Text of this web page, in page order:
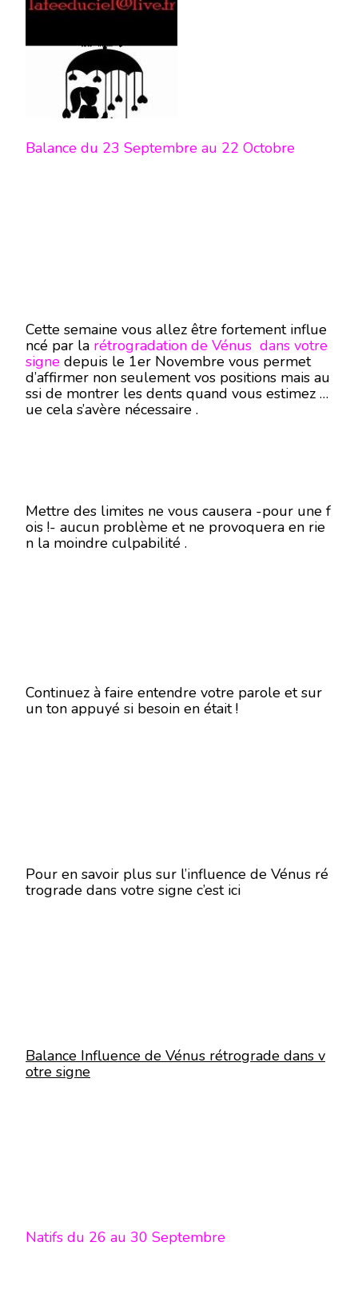
Balance du 23 Septembre au 22 Octobre
Cette semaine vous allez être fortement influe
ncé par la rétrogradation de Vénus dans votre
signe depuis le 1er Novembre vous permet
d’affirmer non seulement vos positions mais au
ssi de montrer les dents quand vous estimez q
ue cela s’avère nécessaire .
Mettre des limites ne vous causera -pour une f
ois !- aucun problème et ne provoquera en rie
n la moindre culpabilité .
Continuez à faire entendre votre parole et sur
un ton appuyé si besoin en était !
Pour en savoir plus sur l’influence de Vénus ré
trograde dans votre signe c’est ici
Balance Influence de Vénus rétrograde dans v
otre signe
Natifs du 26 au 30 Septembre